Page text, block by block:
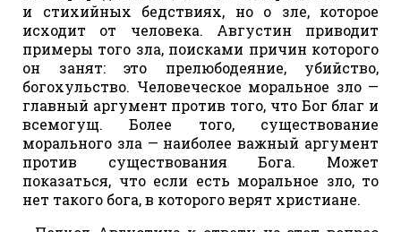
и стихийных бедствиях, но о зле, которое
исходит от человека. Августин приводит
примеры того зла, поисками причин которого
он занят: это прелюбодеяние, убийство,
богохульство. Человеческое моральное зло —
главный аргумент против того, что Бог благ и
всемогущ. Более того, существование
морального зла — наиболее важный аргумент
против существования Бога. Может
показаться, что если есть моральное зло, то
нет такого бога, в которого верят христиане.